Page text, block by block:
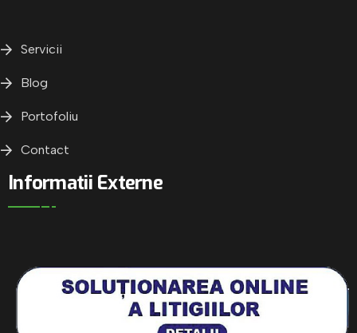
Servicii
Blog
Portofoliu
Contact
Informatii Externe